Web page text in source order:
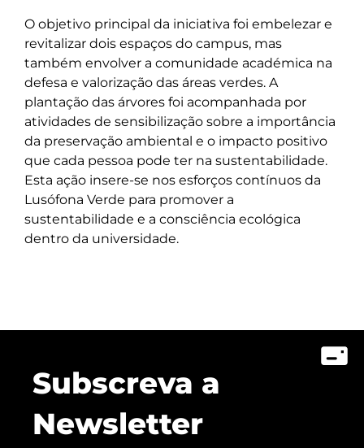
O objetivo principal da iniciativa foi embelezar e
revitalizar dois espaços do campus, mas
também envolver a comunidade académica na
defesa e valorização das áreas verdes. A
plantação das árvores foi acompanhada por
atividades de sensibilização sobre a importância
da preservação ambiental e o impacto positivo
que cada pessoa pode ter na sustentabilidade.
Esta ação insere-se nos esforços contínuos da
Lusófona Verde para promover a
sustentabilidade e a consciência ecológica
dentro da universidade.
Subscreva a
Newsletter